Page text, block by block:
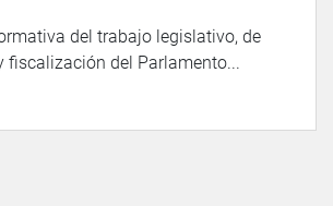
del trabajo legislativo, de
fiscalización del Parlamento...